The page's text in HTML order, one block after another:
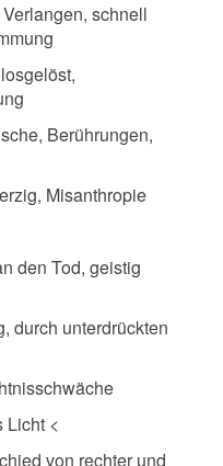
schnell
Berührungen,
Misanthropie
den Tod, geistig
durch unterdrückten
Licht <
von rechter und